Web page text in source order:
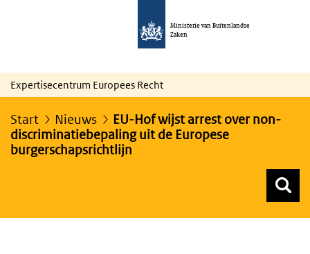
Ministerie van Buitenlandse
Zaken
Expertisecentrum Europees Recht
Start Nieuws
EU-Hof wijst arrest over non-
discriminatiebepaling uit de Europese
burgerschapsrichtlijn